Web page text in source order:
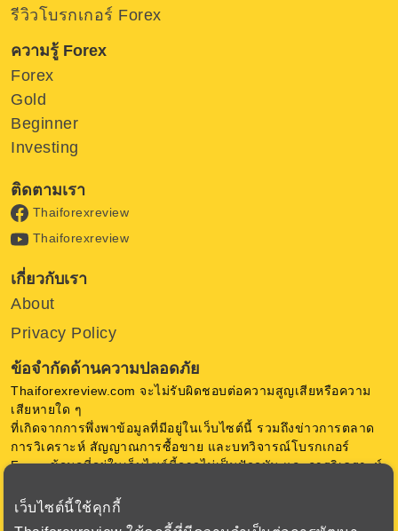
เว็บไซต์นี้ใช้คุกกี้
รีวิวโบรกเกอร์ Forex
ความรู้ Forex
Forex
Gold
Beginner
Investing
ติดตามเรา
Thaiforexreview
Thaiforexreview
เกี่ยวกับเรา
About
Privacy Policy
ข้อจำกัดด้านความปลอดภัย
Thaiforexreview.com จะไม่รับผิดชอบต่อความสูญเสียหรือความ
เสียหายใด ๆ
ที่เกิดจากการพึ่งพาข้อมูลที่มีอยู่ในเว็บไซต์นี้ รวมถึงข่าวการตลาด
การวิเคราะห์ สัญญาณการซื้อขาย และบทวิจารณ์โบรกเกอร์
Forex ข้อมูลที่อยู่ในเว็บไซต์นี้อาจไม่เป็นปัจจุบัน และการวิเคราะห์
การซื้อขายสกุลเงินในตลาด Forex มีความเสี่ยงสูง ก่อนตัดสินใจ